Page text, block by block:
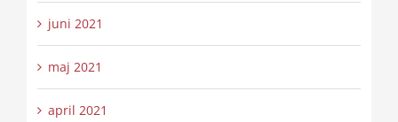
juni 2021
maj 2021
april 2021